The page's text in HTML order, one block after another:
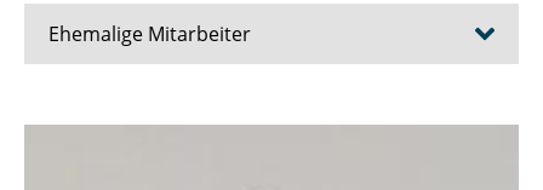
Ehemalige Mitarbeiter